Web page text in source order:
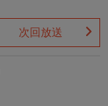
次回放送